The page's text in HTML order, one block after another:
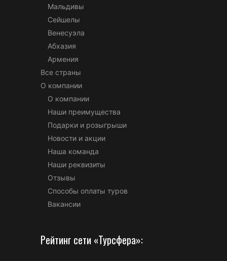
Мальдивы
Сейшелы
Венесуэла
Абхазия
Армения
Все страны
О компании
О компании
Наши преимущества
Подарки и розыгрыши
Новости и акции
Наша команда
Наши реквизиты
Отзывы
Способы оплаты туров
Вакансии
Рейтинг сети «Турсфера»: